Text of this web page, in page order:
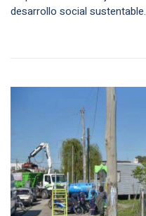
desarrollo social sustentable.